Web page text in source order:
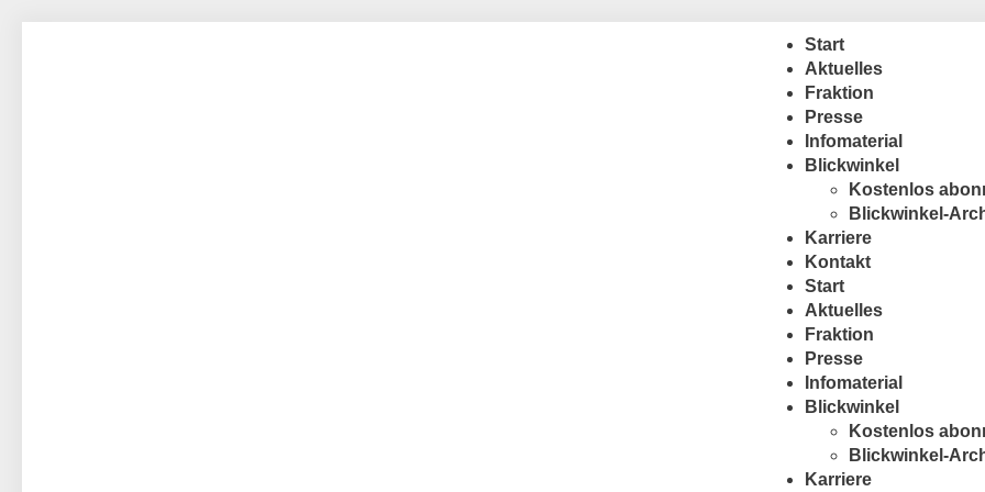
Start
Aktuelles
Fraktion
Presse
Infomaterial
Blickwinkel
Kostenlos
Blickwinkel-
Karriere
Kontakt
Start
Aktuelles
Fraktion
Presse
Infomaterial
Blickwinkel
Kostenlos
Blickwinkel-
Karriere